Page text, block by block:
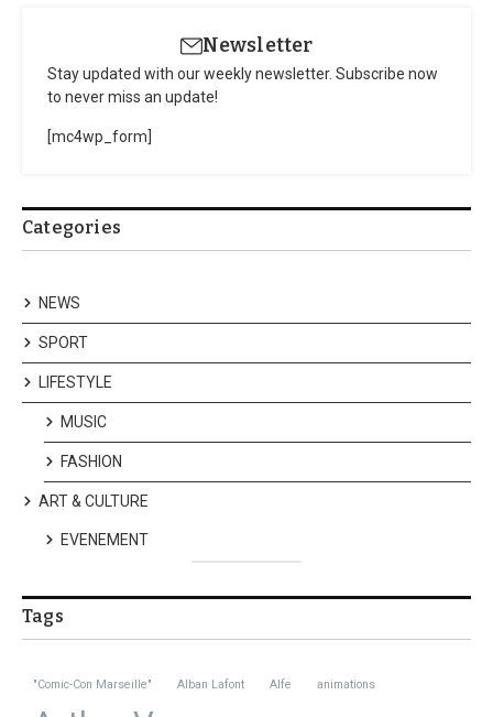
Newsletter
Stay updated with our weekly newsletter. Subscribe now
to never miss an update!
[mc4wp_form]
Categories
NEWS
SPORT
LIFESTYLE
MUSIC
FASHION
ART & CULTURE
EVENEMENT
Tags
"Comic-Con Marseille" Alban Lafont Alfe animations